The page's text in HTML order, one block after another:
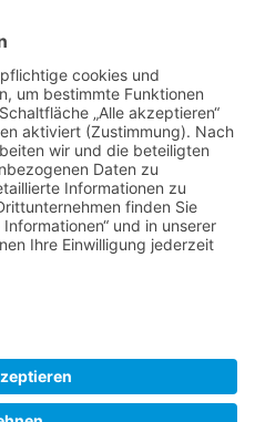
Datenschutz
Cookie-Einstellungen